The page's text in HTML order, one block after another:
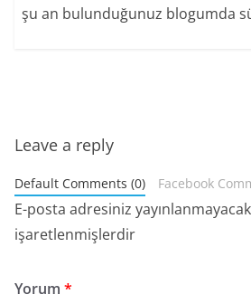
şu an bulunduğunuz blogumda
Leave a reply
Default Comments (0) Facebook
E-posta adresiniz
işaretlenmişlerdir
Yorum *